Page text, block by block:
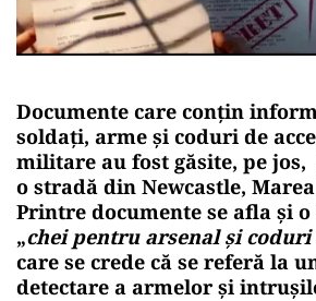
Documente care conțin
soldați, arme și coduri de
militare au fost găsite, pe
o stradă din Newcastle,
Printre documente se afla și
„chei pentru arsenal și coduri
care se crede că se referă la
detectare a armelor și